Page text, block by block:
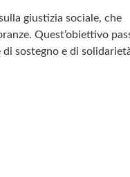
giustizia sociale, che
Quest’obiettivo
sostegno e di